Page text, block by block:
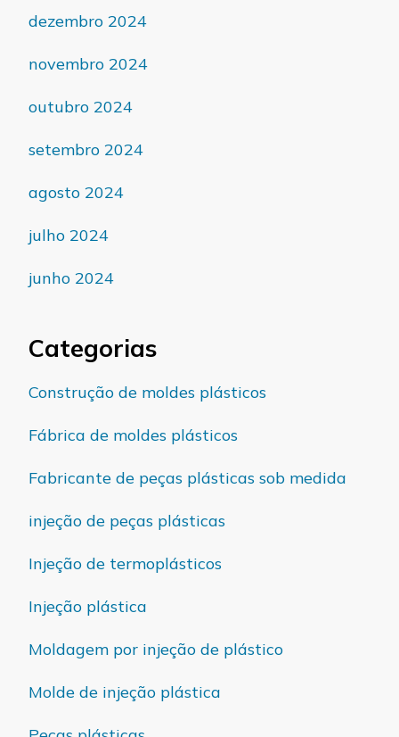
dezembro 2024
novembro 2024
outubro 2024
setembro 2024
agosto 2024
julho 2024
junho 2024
Categorias
Construção de moldes plásticos
Fábrica de moldes plásticos
Fabricante de peças plásticas sob medida
injeção de peças plásticas
Injeção de termoplásticos
Injeção plástica
Moldagem por injeção de plástico
Molde de injeção plástica